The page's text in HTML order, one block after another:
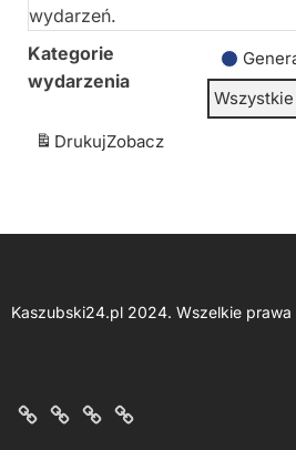
wydarzeń.
Kategorie
wydarzenia
DrukujZobacz
Kaszubski24.pl 2024. Wszelkie prawa
O
KontaktPolitykaRegulamin